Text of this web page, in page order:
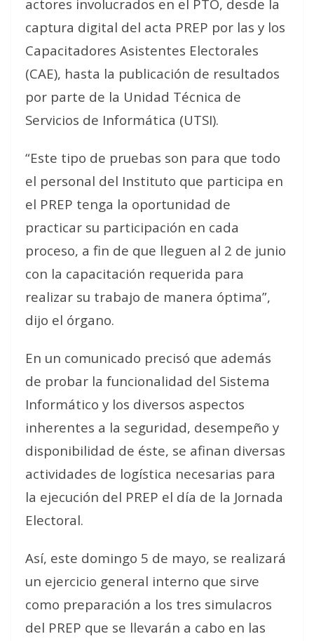
actores involucrados en el PTO, desde la
captura digital del acta PREP por las y los
Capacitadores Asistentes Electorales
(CAE), hasta la publicación de resultados
por parte de la Unidad Técnica de
Servicios de Informática (UTSI).
“Este tipo de pruebas son para que todo
el personal del Instituto que participa en
el PREP tenga la oportunidad de
practicar su participación en cada
proceso, a fin de que lleguen al 2 de junio
con la capacitación requerida para
realizar su trabajo de manera óptima”,
dijo el órgano.
En un comunicado precisó que además
de probar la funcionalidad del Sistema
Informático y los diversos aspectos
inherentes a la seguridad, desempeño y
disponibilidad de éste, se afinan diversas
actividades de logística necesarias para
la ejecución del PREP el día de la Jornada
Electoral.
Así, este domingo 5 de mayo, se realizará
un ejercicio general interno que sirve
como preparación a los tres simulacros
del PREP que se llevarán a cabo en las